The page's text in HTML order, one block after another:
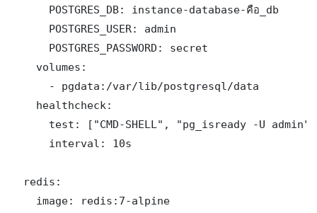
      POSTGRES_DB: instance-database-คือ_db
      POSTGRES_USER: admin
      POSTGRES_PASSWORD: secret
    volumes:
      - pgdata:/var/lib/postgresql/data
    healthcheck:
      test: ["CMD-SHELL", "pg_isready -U admin"]
      interval: 10s
  redis:
    image: redis:7-alpine